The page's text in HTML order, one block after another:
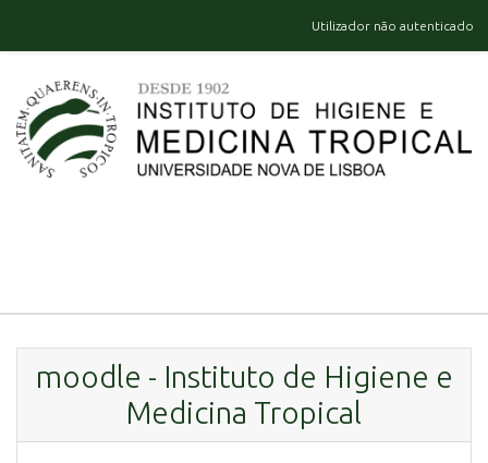
Utilizador não autenticado
moodle - Instituto de Higiene e
Medicina Tropical